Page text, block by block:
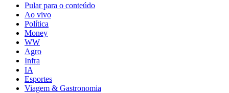
Pular para o conteúdo
Ao vivo
Política
Money
WW
Agro
Infra
IA
Esportes
Viagem & Gastronomia